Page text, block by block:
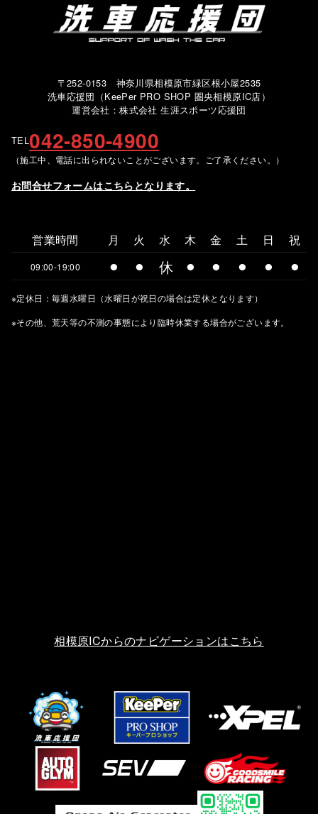
〒252-0153 神奈川県相模原市緑区根小屋2535
洗車応援団（KeePer PRO SHOP 圏央相模原IC店）
運営会社：株式会社 生涯スポーツ応援団
TEL042-850-4900
（施工中、電話に出られないことがございます。ご了承ください。）
お問合せフォームはこちらとなります。
営業時間 月 火 水 木 金 土 日 祝
09:00-19:00 ⚫︎ ⚫︎ 休 ⚫︎ ⚫︎ ⚫︎ ⚫︎ ⚫︎
※定休日：毎週水曜日（水曜日が祝日の場合は定休となります）
※その他、荒天等の不測の事態により臨時休業する場合がございます。
相模原ICからのナビゲーションはこちら